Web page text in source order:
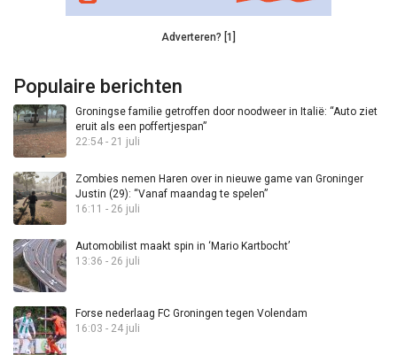
Adverteren? [1]
Populaire berichten
Groningse familie getroffen door noodweer in Italië: “Auto ziet
eruit als een poffertjespan”
22:54 - 21 juli
Zombies nemen Haren over in nieuwe game van Groninger
Justin (29): “Vanaf maandag te spelen”
16:11 - 26 juli
Automobilist maakt spin in ‘Mario Kartbocht’
13:36 - 26 juli
Forse nederlaag FC Groningen tegen Volendam
16:03 - 24 juli